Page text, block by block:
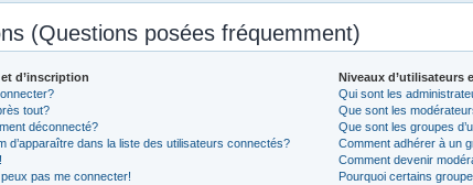
(Questions posées fréquemment)
d’inscription
tout?
déconnecté?
d’apparaître dans la liste des utilisateurs connectés?
pas me connecter!
Niveaux d’utilisateurs
Qui sont les
Que sont les
Que sont les groupes
Comment adhérer à un
Comment devenir
Pourquoi certains